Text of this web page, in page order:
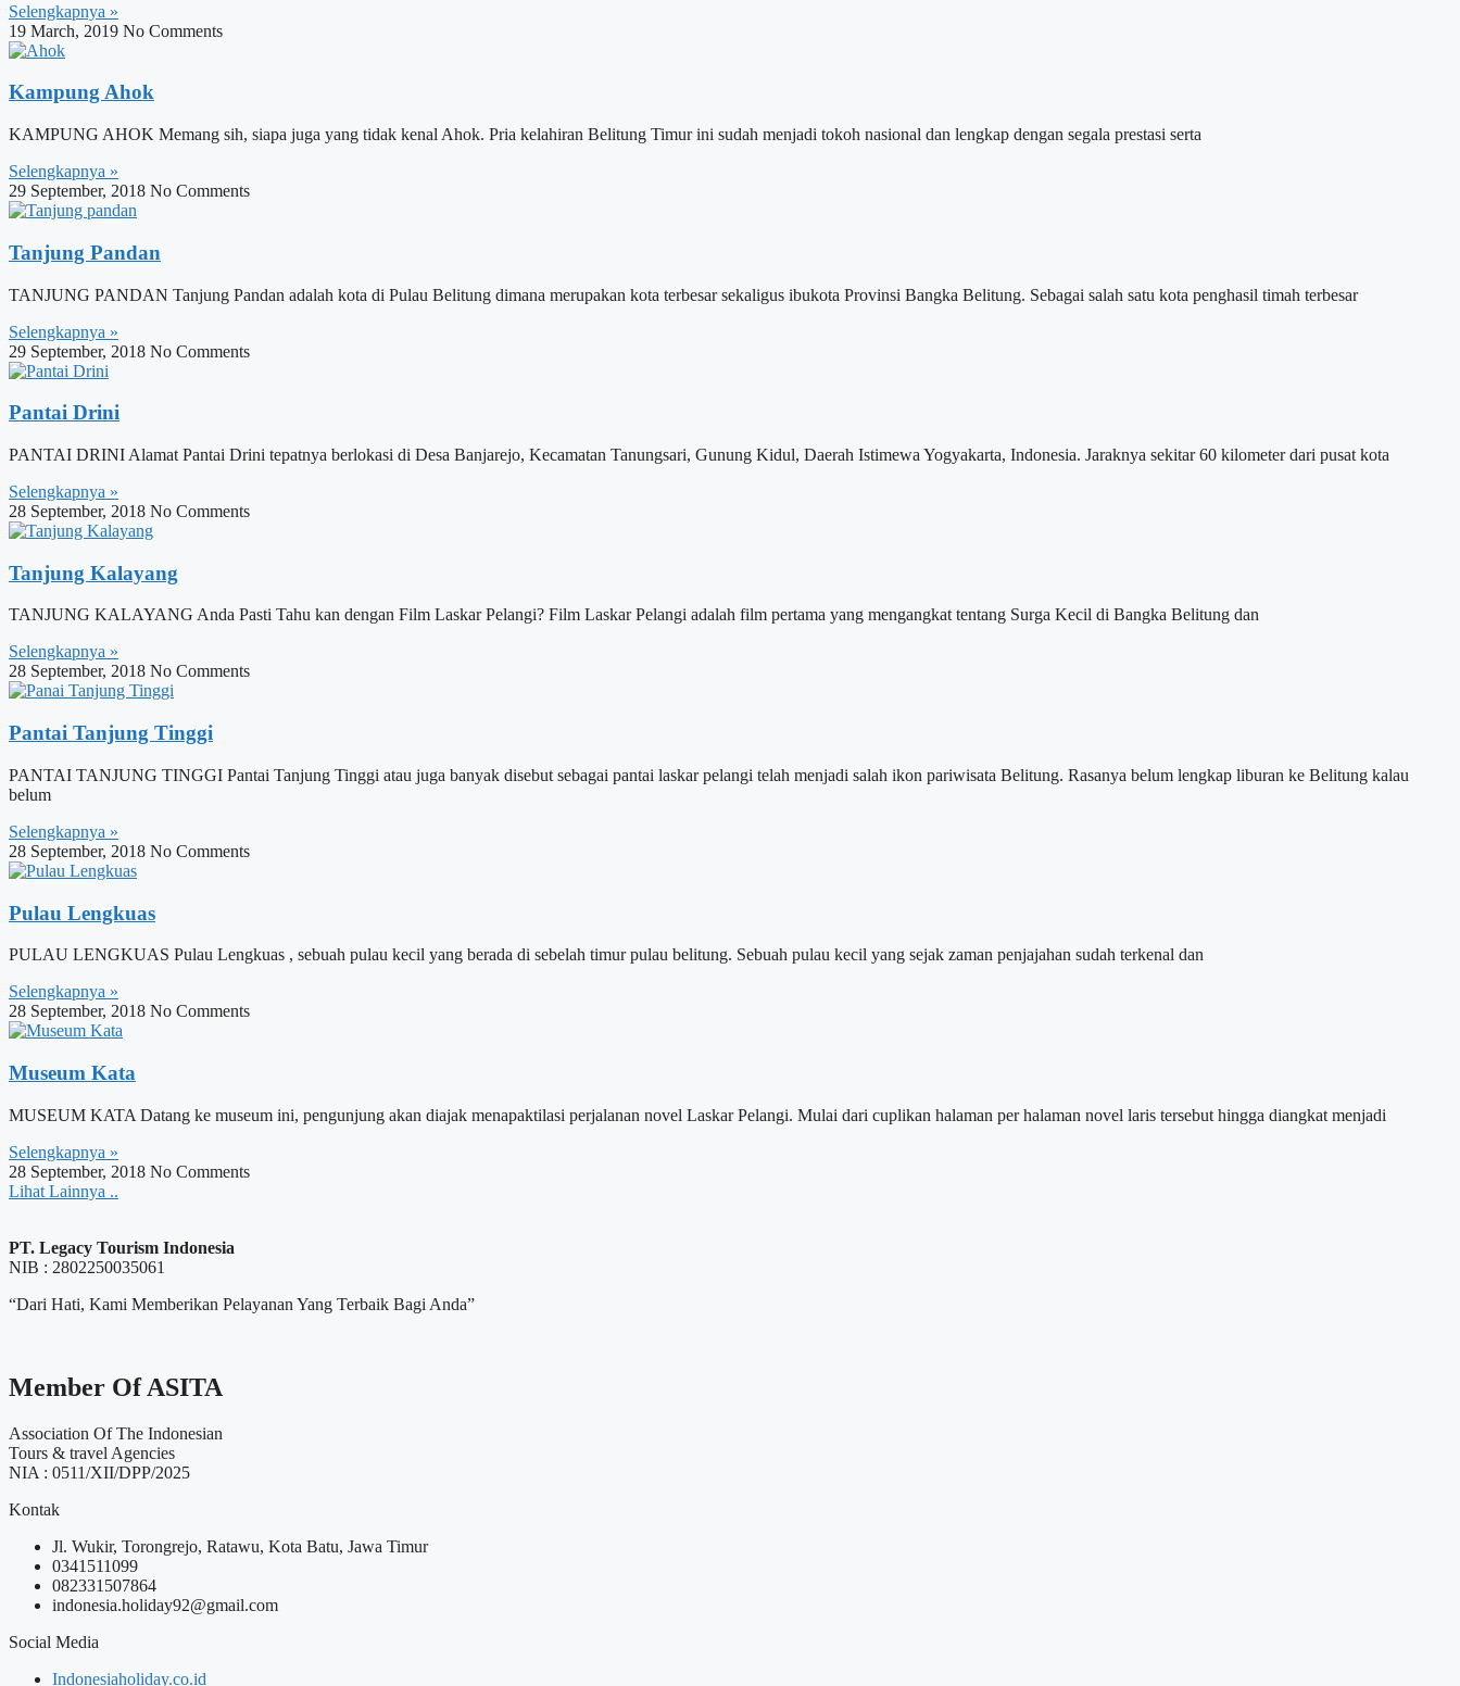
Selengkapnya »
19 March, 2019 No Comments
Kampung Ahok
KAMPUNG AHOK Memang sih, siapa juga yang tidak kenal Ahok. Pria kelahiran Belitung Timur ini sudah menjadi tokoh nasional dan lengkap dengan segala prestasi serta
Selengkapnya »
29 September, 2018 No Comments
Tanjung Pandan
TANJUNG PANDAN Tanjung Pandan adalah kota di Pulau Belitung dimana merupakan kota terbesar sekaligus ibukota Provinsi Bangka Belitung. Sebagai salah satu kota penghasil timah terbesar
Selengkapnya »
29 September, 2018 No Comments
Pantai Drini
PANTAI DRINI Alamat Pantai Drini tepatnya berlokasi di Desa Banjarejo, Kecamatan Tanungsari, Gunung Kidul, Daerah Istimewa Yogyakarta, Indonesia. Jaraknya sekitar 60 kilometer dari pusat kota
Selengkapnya »
28 September, 2018 No Comments
Tanjung Kalayang
TANJUNG KALAYANG Anda Pasti Tahu kan dengan Film Laskar Pelangi? Film Laskar Pelangi adalah film pertama yang mengangkat tentang Surga Kecil di Bangka Belitung dan
Selengkapnya »
28 September, 2018 No Comments
Pantai Tanjung Tinggi
PANTAI TANJUNG TINGGI Pantai Tanjung Tinggi atau juga banyak disebut sebagai pantai laskar pelangi telah menjadi salah ikon pariwisata Belitung. Rasanya belum lengkap liburan ke Belitung kalau
belum
Selengkapnya »
28 September, 2018 No Comments
Pulau Lengkuas
PULAU LENGKUAS Pulau Lengkuas , sebuah pulau kecil yang berada di sebelah timur pulau belitung. Sebuah pulau kecil yang sejak zaman penjajahan sudah terkenal dan
Selengkapnya »
28 September, 2018 No Comments
Museum Kata
MUSEUM KATA Datang ke museum ini, pengunjung akan diajak menapaktilasi perjalanan novel Laskar Pelangi. Mulai dari cuplikan halaman per halaman novel laris tersebut hingga diangkat menjadi
Selengkapnya »
28 September, 2018 No Comments
Lihat Lainnya ..
PT. Legacy Tourism Indonesia
NIB : 2802250035061
“Dari Hati, Kami Memberikan Pelayanan Yang Terbaik Bagi Anda”
Member Of ASITA
Association Of The Indonesian
Tours & travel Agencies
NIA : 0511/XII/DPP/2025
Kontak
Jl. Wukir, Torongrejo, Ratawu, Kota Batu, Jawa Timur
0341511099
082331507864
indonesia.holiday92@gmail.com
Social Media
Indonesiaholiday.co.id